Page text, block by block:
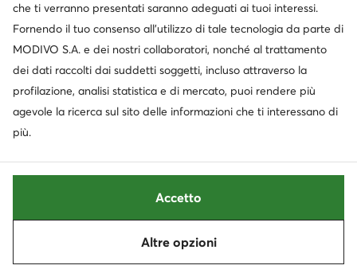
Jenny Fairy
Stivali texani · Beige · 8.5 cm
che ti verranno presentati saranno adeguati ai tuoi interessi.
Fornendo il tuo consenso all’utilizzo di tale tecnologia da parte di
MODIVO S.A. e dei nostri collaboratori, nonché al trattamento
dei dati raccolti dai suddetti soggetti, incluso attraverso la
profilazione, analisi statistica e di mercato, puoi rendere più
agevole la ricerca sul sito delle informazioni che ti interessano di
più.
Altre opzioni
Accetto